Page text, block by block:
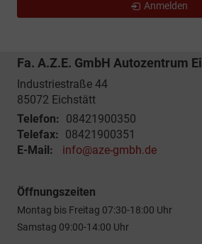
Anmelden
Fa. A.Z.E. GmbH Autozentrum
Industriestraße 44
85072 Eichstätt
Telefon: 08421900350
Telefax: 08421900351
E-Mail:
info@aze-gmbh.de
Öffnungszeiten
Montag bis Freitag 07:30-18:00 Uhr
Samstag 09:00-14:00 Uhr